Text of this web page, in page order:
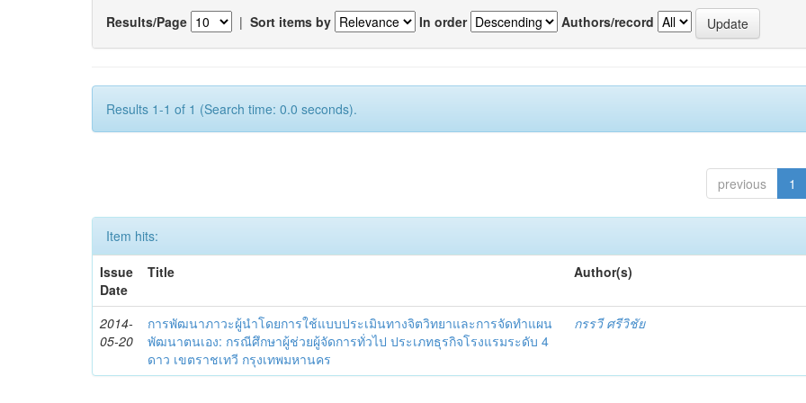
Results/Page | Sort items by In order Authors/record
Results 1-1 of 1 (Search time: 0.0 seconds).
previous 1
Item hits:
Issue
Date
Title Author(s)
2014-
05-20
การพัฒนาภาวะผู้นำโดยการใช้แบบประเมินทางจิตวิทยาและการจัดทำแผน
พัฒนาตนเอง: กรณีศึกษาผู้ช่วยผู้จัดการทั่วไป ประเภทธุรกิจโรงแรมระดับ 4
ดาว เขตราชเทวี กรุงเทพมหานคร
กรรวี ศรีวิชัย